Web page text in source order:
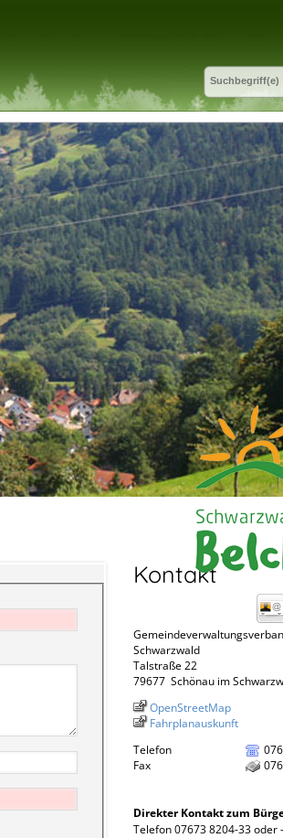
Kontakt
Schwarzwald
Talstraße 22
79677 Schönau im
OpenStreetMap
Fahrplanauskunft
Telefon
Fax
Direkter Kontakt zum
Telefon 07673 8204-33 oder